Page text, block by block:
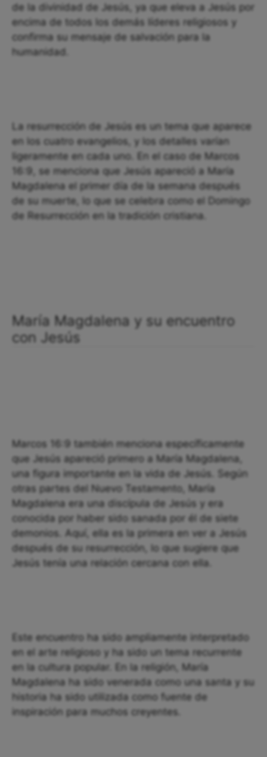
de la divinidad de Jesús, ya que eleva a Jesús por
encima de todos los demás líderes religiosos y
confirma su mensaje de salvación para la
humanidad.
La resurrección de Jesús es un tema que aparece
en los cuatro evangelios, y los detalles varían
ligeramente en cada uno. En el caso de Marcos
16:9, se menciona que Jesús apareció a María
Magdalena el primer día de la semana después
de su muerte, lo que se celebra como el Domingo
de Resurrección en la tradición cristiana.
María Magdalena y su encuentro
con Jesús
Marcos 16:9 también menciona específicamente
que Jesús apareció primero a María Magdalena,
una figura importante en la vida de Jesús. Según
otras partes del Nuevo Testamento, María
Magdalena era una discípula de Jesús y era
conocida por haber sido sanada por él de siete
demonios. Aquí, ella es la primera en ver a Jesús
después de su resurrección, lo que sugiere que
Jesús tenía una relación cercana con ella.
Este encuentro ha sido ampliamente interpretado
en el arte religioso y ha sido un tema recurrente
en la cultura popular. En la religión, María
Magdalena ha sido venerada como una santa y su
historia ha sido utilizada como fuente de
inspiración para muchos creyentes.